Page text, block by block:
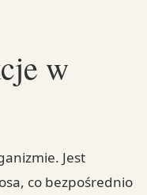
w
Jest
co bezpośrednio